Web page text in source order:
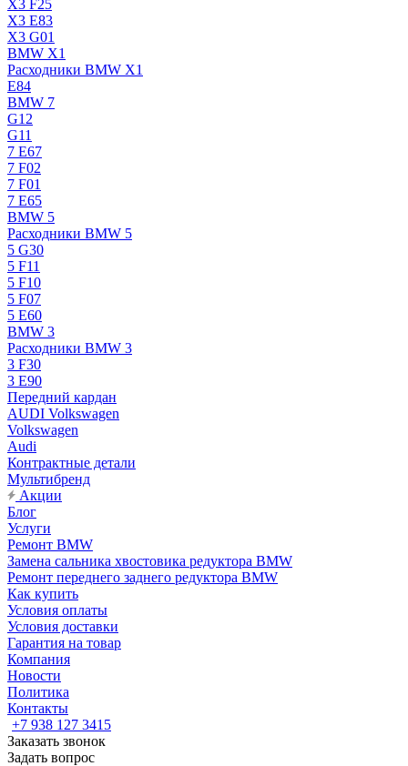
X3 F25
X3 E83
X3 G01
BMW X1
Расходники BMW X1
E84
BMW 7
G12
G11
7 Е67
7 F02
7 F01
7 E65
BMW 5
Расходники BMW 5
5 G30
5 F11
5 F10
5 F07
5 E60
BMW 3
Расходники BMW 3
3 F30
3 E90
Передний кардан
AUDI Volkswagen
Volkswagen
Audi
Контрактные детали
Мультибренд
Акции
Блог
Услуги
Ремонт BMW
Замена сальника хвостовика редуктора BMW
Ремонт переднего заднего редуктора BMW
Как купить
Условия оплаты
Условия доставки
Гарантия на товар
Компания
Новости
Политика
Контакты
+7 938 127 3415
Заказать звонок
Задать вопрос